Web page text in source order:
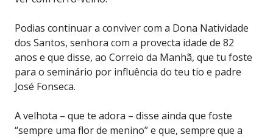
Podias continuar a conviver com a Dona Natividade
dos Santos, senhora com a provecta idade de 82
anos e que disse, ao Correio da Manhã, que tu foste
para o seminário por influência do teu tio e padre
José Fonseca.
A velhota – que te adora – disse ainda que foste
“sempre uma flor de menino” e que, sempre que a